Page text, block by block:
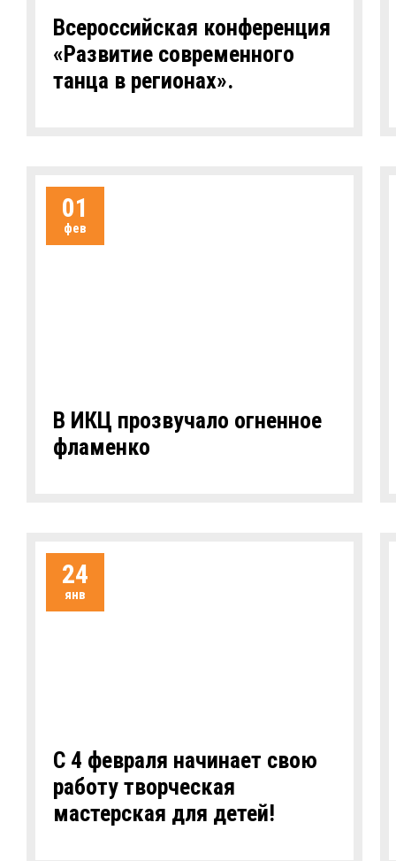
Всероссийская конференция
«Развитие современного
танца в регионах».
01
фев
В ИКЦ прозвучало огненное
фламенко
24
янв
С 4 февраля начинает свою
работу творческая
мастерская для детей!